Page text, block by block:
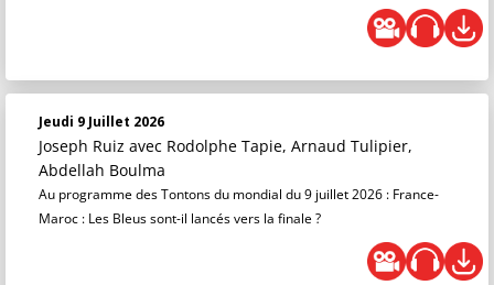
Jeudi 9 Juillet 2026
Joseph Ruiz avec Rodolphe Tapie, Arnaud Tulipier,
Abdellah Boulma
Au programme des Tontons du mondial du 9 juillet 2026 : France-
Maroc : Les Bleus sont-il lancés vers la finale ?